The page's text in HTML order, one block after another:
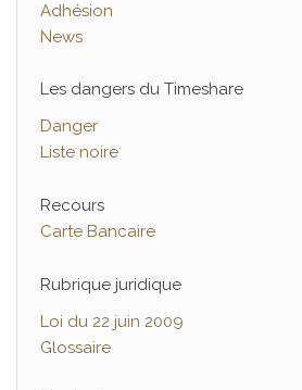
Adhésion
News
Les dangers du Timeshare
Danger
Liste noire
Recours
Carte Bancaire
Rubrique juridique
Loi du 22 juin 2009
Glossaire